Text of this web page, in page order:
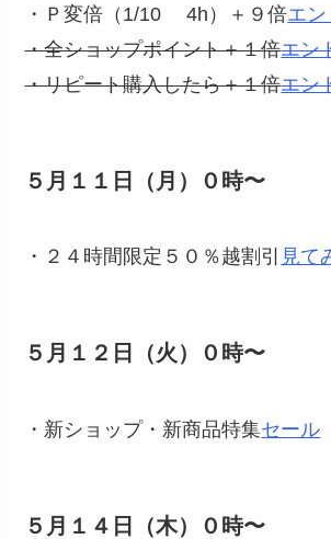
・Ｐ変倍（1/10 4h）＋９倍エ
・全ショップポイント＋１倍エン
・リピート購入したら＋１倍エン
５月１１日（月）０時〜
・２４時間限定５０％越割引 見て
５月１２日（火）０時〜
・新ショップ・新商品特集セール
５月１４日（木）０時〜